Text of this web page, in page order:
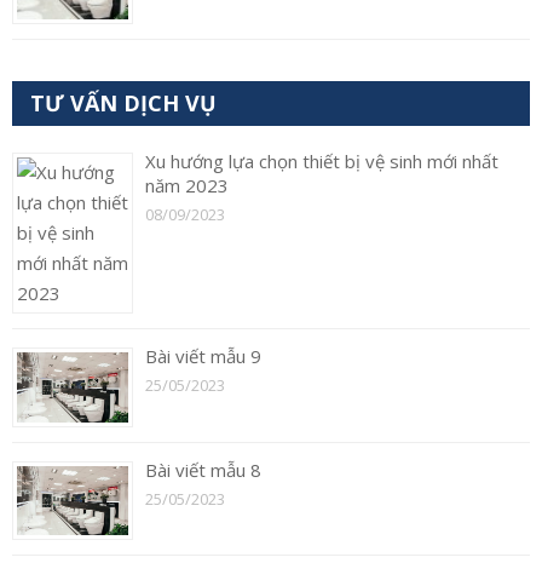
TƯ VẤN DỊCH VỤ
Xu hướng lựa chọn thiết bị vệ sinh mới nhất
năm 2023
08/09/2023
Bài viết mẫu 9
25/05/2023
Bài viết mẫu 8
25/05/2023